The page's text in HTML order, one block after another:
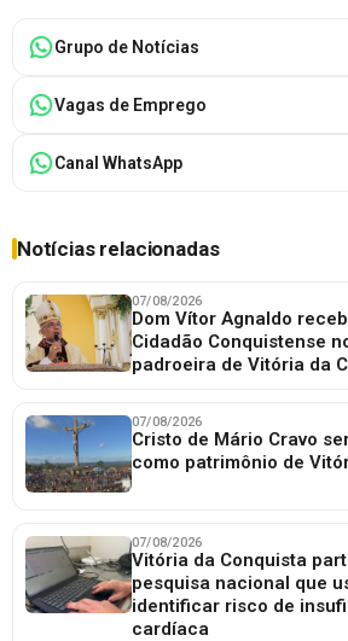
Grupo de Notícias
Vagas de Emprego
Canal WhatsApp
Notícias relacionadas
07/08/2026
Dom Vítor Agnaldo
Cidadão Conquistense
padroeira de Vitória da
07/08/2026
Cristo de Mário Cravo
como patrimônio de
07/08/2026
Vitória da Conquista
pesquisa nacional que
identificar risco de
cardíaca